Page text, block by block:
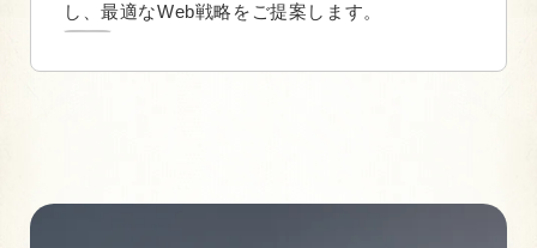
し、最適なWeb戦略をご提案します。